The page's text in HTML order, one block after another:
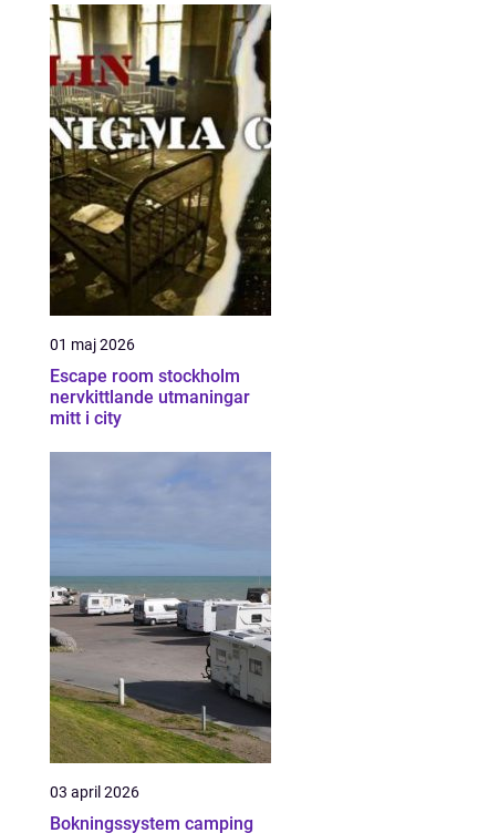
01 maj 2026
Escape room stockholm
nervkittlande utmaningar
mitt i city
03 april 2026
Bokningssystem camping